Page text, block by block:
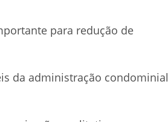
para redução de
da administração condominial